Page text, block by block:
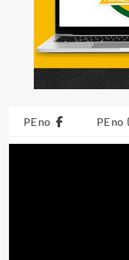
PE no PE no